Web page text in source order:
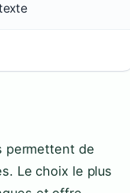
permettent de
Le choix le plus